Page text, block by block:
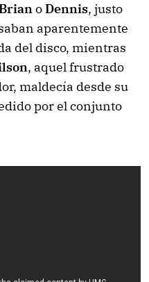
oDennis, justo
aparentemente
del disco, mientras
, aquel frustrado
maldecía desde su
por el conjunto